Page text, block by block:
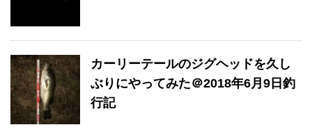
カーリーテールのジグヘッドを久し
ぶりにやってみた＠2018年6月9日釣
行記